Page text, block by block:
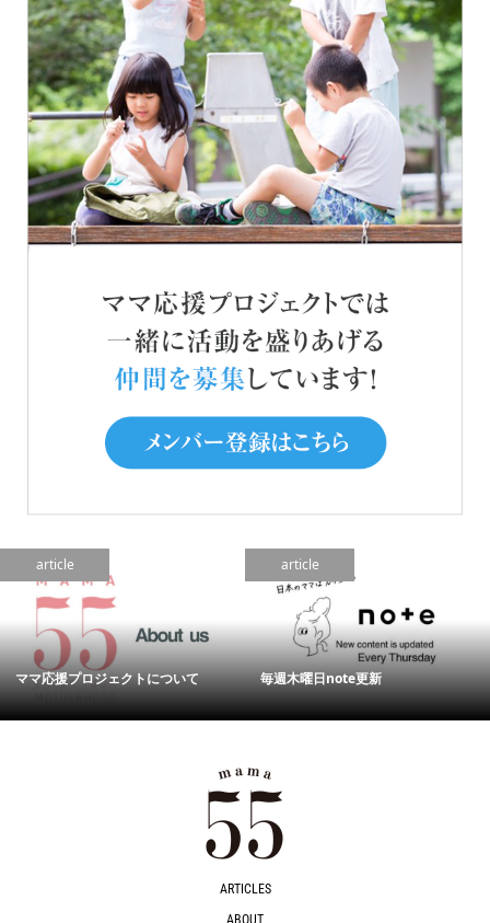
article
ママ応援プロジェクトについて
article
毎週木曜日note更新
ARTICLES
ABOUT